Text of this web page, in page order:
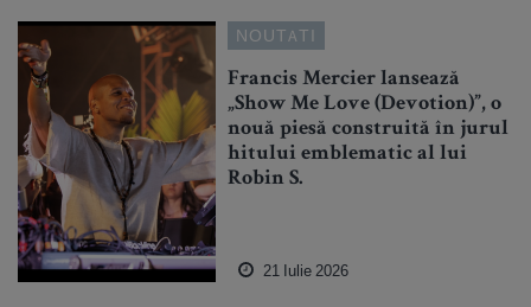
NOUTATI
Francis Mercier lansează
„Show Me Love (Devotion)”, o
nouă piesă construită în jurul
hitului emblematic al lui
Robin S.
21 Iulie 2026